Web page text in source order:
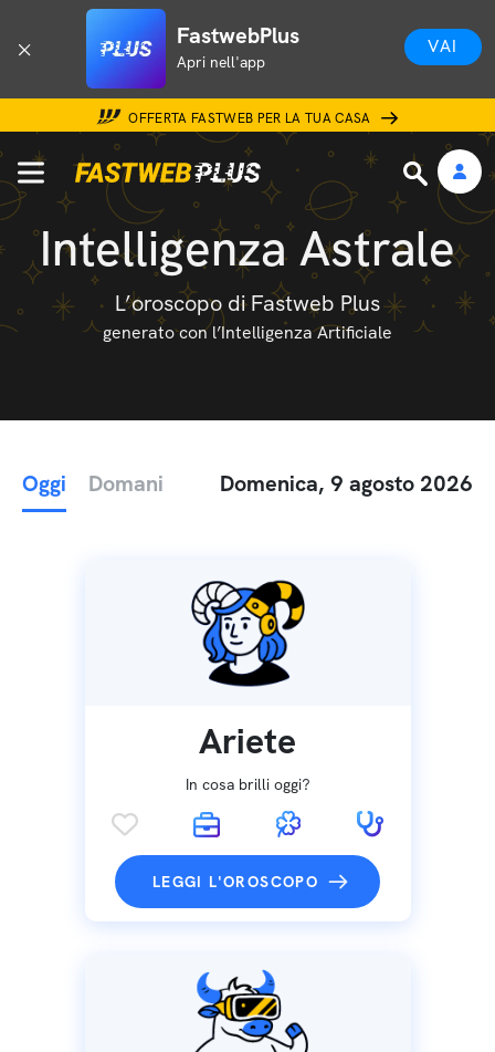
FastwebPlus
Apri nell'app
VAI
OFFERTA FASTWEB PER LA TUA CASA
Intelligenza Astrale
L’oroscopo di Fastweb Plus
generato con l’Intelligenza Artificiale
Oggi Domani Domenica, 9 agosto 2026
Ariete
In cosa brilli oggi?
LEGGI L'OROSCOPO